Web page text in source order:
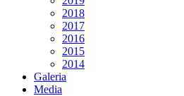
2018
2017
2016
2015
2014
Galeria
Media